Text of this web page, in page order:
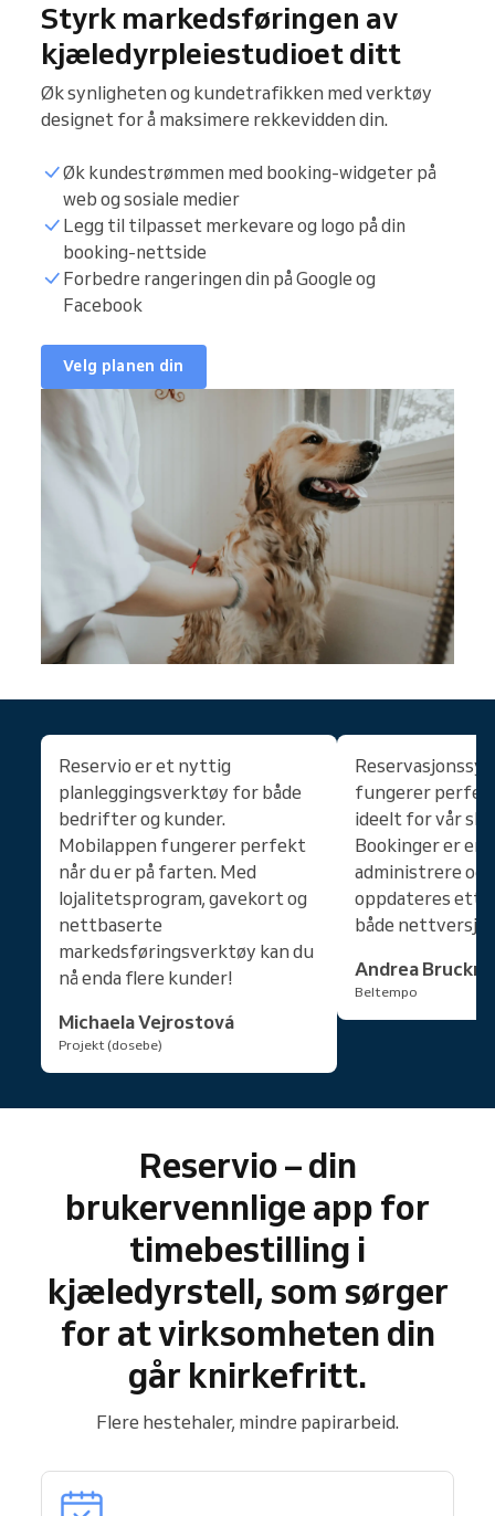
Styrk markedsføringen av
kjæledyrpleiestudioet ditt
Øk synligheten og kundetrafikken med verktøy
designet for å maksimere rekkevidden din.
Øk kundestrømmen med booking-widgeter på
web og sosiale medier
Legg til tilpasset merkevare og logo på din
booking-nettside
Forbedre rangeringen din på Google og
Facebook
Velg planen din
Reservio er et nyttig
planleggingsverktøy for både
bedrifter og kunder.
Mobilappen fungerer perfekt
når du er på farten. Med
lojalitetsprogram, gavekort og
nettbaserte
markedsføringsverktøy kan du
nå enda flere kunder!
Michaela Vejrostová
Projekt (dosebe)
fungerer
ideelt for vår
Bookinger er
administrere og
oppdateres
både
Andrea
Beltempo
Reservio – din
brukervennlige app for
timebestilling i
kjæledyrstell, som sørger
for at virksomheten din
går knirkefritt.
Flere hestehaler, mindre papirarbeid.